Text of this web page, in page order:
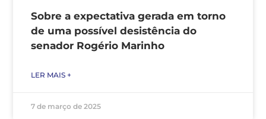
Sobre a expectativa gerada em torno
de uma possível desistência do
senador Rogério Marinho
LER MAIS +
7 de março de 2025